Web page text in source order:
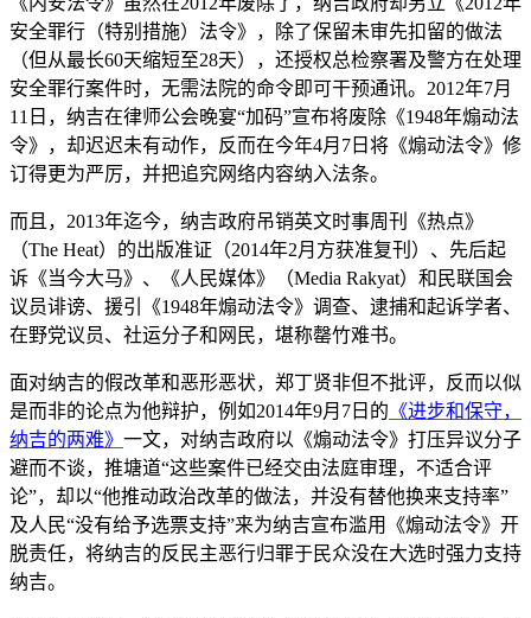
安全罪行（特别措施）法令》，除了保留未审先扣留的做法
（但从最长60天缩短至28天），还授权总检察署及警方在处理
安全罪行案件时，无需法院的命令即可干预通讯。2012年7月
11日，纳吉在律师公会晚宴“加码”宣布将废除《1948年煽动法
令》，却迟迟未有动作，反而在今年4月7日将《煽动法令》修
订得更为严厉，并把追究网络内容纳入法条。
而且，2013年迄今，纳吉政府吊销英文时事周刊《热点》
（The Heat）的出版准证（2014年2月方获准复刊）、先后起
诉《当今大马》、《人民媒体》（Media Rakyat）和民联国会
议员诽谤、援引《1948年煽动法令》调查、逮捕和起诉学者、
在野党议员、社运分子和网民，堪称罄竹难书。
面对纳吉的假改革和恶形恶状，郑丁贤非但不批评，反而以似
是而非的论点为他辩护，例如2014年9月7日的 《进步和保守，
纳吉的两难》 一文，对纳吉政府以《煽动法令》打压异议分子
避而不谈，推塘道“这些案件已经交由法庭审理，不适合评
论”，却以“他推动政治改革的做法，并没有替他换来支持率”
及人民“没有给予选票支持”来为纳吉宣布滥用《煽动法令》开
脱责任，将纳吉的反民主恶行归罪于民众没在大选时强力支持
纳吉。